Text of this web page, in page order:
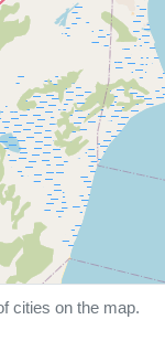
cities on the map.